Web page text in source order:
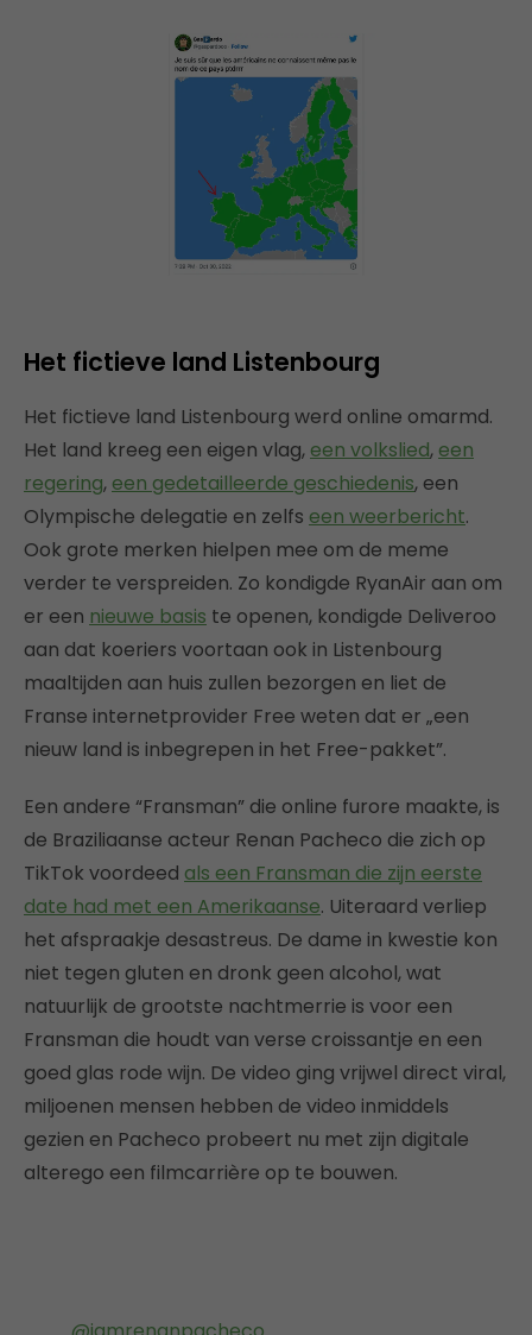
Het fictieve land Listenbourg
Het fictieve land Listenbourg werd online omarmd.
Het land kreeg een eigen vlag, een volkslied, een
regering, een gedetailleerde geschiedenis, een
Olympische delegatie en zelfs een weerbericht.
Ook grote merken hielpen mee om de meme
verder te verspreiden. Zo kondigde RyanAir aan om
er een nieuwe basis te openen, kondigde Deliveroo
aan dat koeriers voortaan ook in Listenbourg
maaltijden aan huis zullen bezorgen en liet de
Franse internetprovider Free weten dat er „een
nieuw land is inbegrepen in het Free-pakket”.
Een andere “Fransman” die online furore maakte, is
de Braziliaanse acteur Renan Pacheco die zich op
TikTok voordeed als een Fransman die zijn eerste
date had met een Amerikaanse. Uiteraard verliep
het afspraakje desastreus. De dame in kwestie kon
niet tegen gluten en dronk geen alcohol, wat
natuurlijk de grootste nachtmerrie is voor een
Fransman die houdt van verse croissantje en een
goed glas rode wijn. De video ging vrijwel direct viral,
miljoenen mensen hebben de video inmiddels
gezien en Pacheco probeert nu met zijn digitale
alterego een filmcarrière op te bouwen.